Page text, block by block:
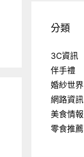
分類
3C資訊
伴手禮
婚紗世界
網路資訊
美食情報
零食推薦